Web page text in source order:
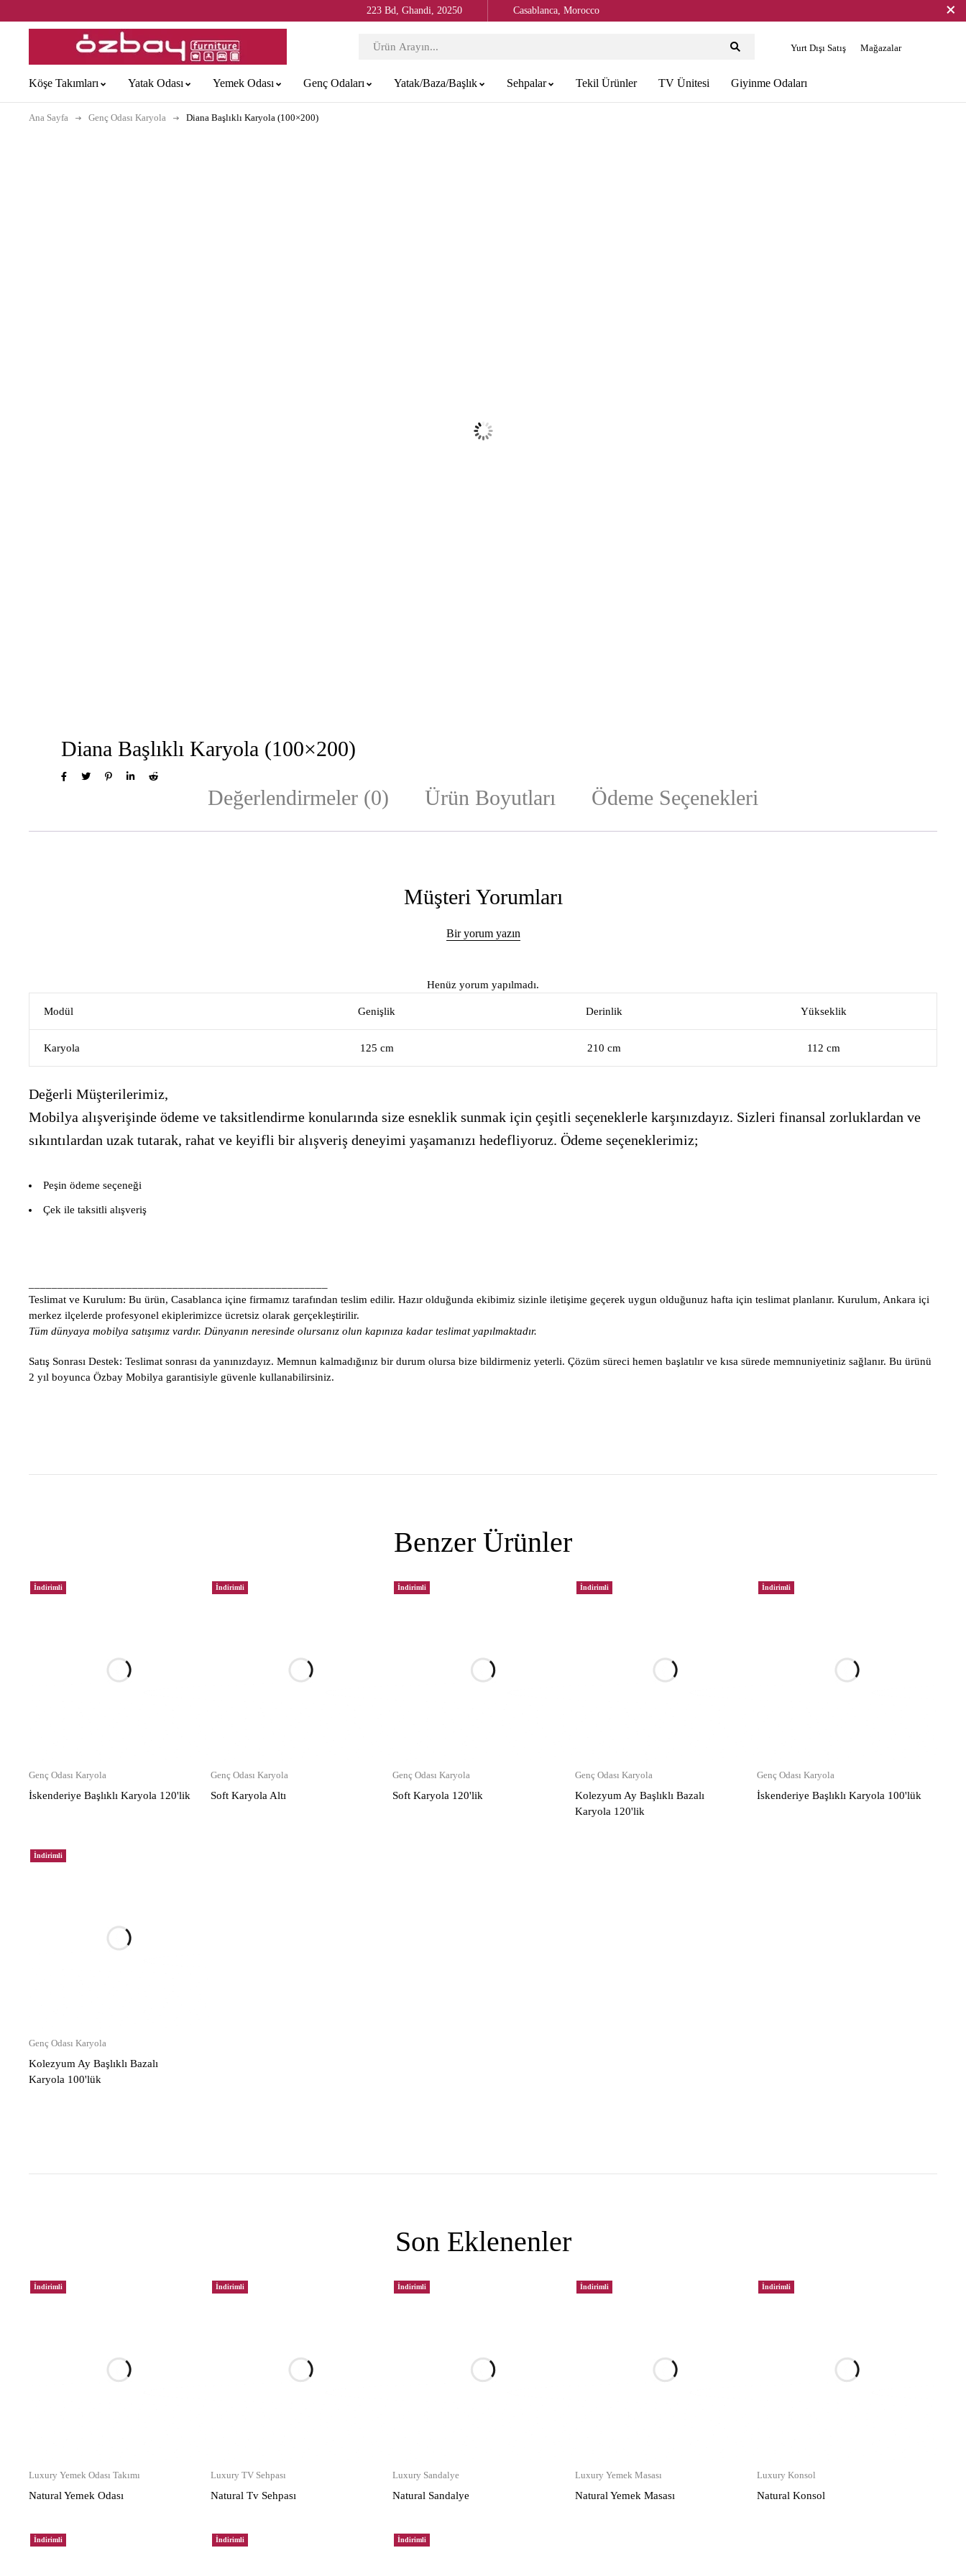
223 Bd, Ghandi, 20250 Casablanca, Morocco
Yurt Dışı Satış Mağazalar
Köşe Takımları Yatak Odası Yemek Odası Genç Odaları Yatak/Baza/Başlık Sehpalar Tekil Ürünler TV Ünitesi Giyinme Odaları
Ana Sayfa Genç Odası Karyola Diana Başlıklı Karyola (100×200)
Diana Başlıklı Karyola (100×200)
Değerlendirmeler (0) Ürün Boyutları Ödeme Seçenekleri
Müşteri Yorumları
Bir yorum yazın
Henüz yorum yapılmadı.
Modül Genişlik Derinlik Yükseklik
Karyola 125 cm 210 cm 112 cm
Değerli Müşterilerimiz,
Mobilya alışverişinde ödeme ve taksitlendirme konularında size esneklik sunmak için çeşitli seçeneklerle karşınızdayız. Sizleri finansal zorluklardan ve
sıkıntılardan uzak tutarak, rahat ve keyifli bir alışveriş deneyimi yaşamanızı hedefliyoruz. Ödeme seçeneklerimiz;
Peşin ödeme seçeneği
Çek ile taksitli alışveriş
Teslimat ve Kurulum: Bu ürün, Casablanca içine firmamız tarafından teslim edilir. Hazır olduğunda ekibimiz sizinle iletişime geçerek uygun olduğunuz hafta için teslimat planlanır. Kurulum, Ankara içi
merkez ilçelerde profesyonel ekiplerimizce ücretsiz olarak gerçekleştirilir.
Tüm dünyaya mobilya satışımız vardır. Dünyanın neresinde olursanız olun kapınıza kadar teslimat yapılmaktadır.
Satış Sonrası Destek: Teslimat sonrası da yanınızdayız. Memnun kalmadığınız bir durum olursa bize bildirmeniz yeterli. Çözüm süreci hemen başlatılır ve kısa sürede memnuniyetiniz sağlanır. Bu ürünü
2 yıl boyunca Özbay Mobilya garantisiyle güvenle kullanabilirsiniz.
Benzer Ürünler
İndirimli
Genç Odası Karyola
İskenderiye Başlıklı Karyola 120'lik
İndirimli
Genç Odası Karyola
Soft Karyola Altı
İndirimli
Genç Odası Karyola
Soft Karyola 120'lik
İndirimli
Genç Odası Karyola
Kolezyum Ay Başlıklı Bazalı
Karyola 120'lik
İndirimli
Genç Odası Karyola
İskenderiye Başlıklı Karyola 100'lük
İndirimli
Genç Odası Karyola
Kolezyum Ay Başlıklı Bazalı
Karyola 100'lük
Son Eklenenler
İndirimli
Luxury Yemek Odası Takımı
Natural Yemek Odası
İndirimli
Luxury TV Sehpası
Natural Tv Sehpası
İndirimli
Luxury Sandalye
Natural Sandalye
İndirimli
Luxury Yemek Masası
Natural Yemek Masası
İndirimli
Luxury Konsol
Natural Konsol
İndirimli İndirimli İndirimli